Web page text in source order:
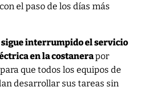
el paso de los días más
sigue interrumpido el servicio
en la costanerapor
que todos los equipos de
desarrollar sus tareas sin